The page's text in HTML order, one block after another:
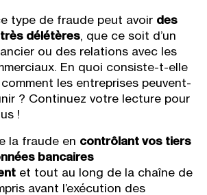
type de fraude peut avoir des
délétères, que ce soit d’un
ou des relations avec les
En quoi consiste-t-elle
les entreprises peuvent-
? Continuez votre lecture pour
!
la fraude en contrôlant vos tiers
bancaires
et tout au long de la chaîne de
avant l’exécution des